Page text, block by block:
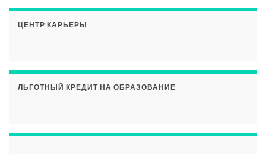
ЦЕНТР КАРЬЕРЫ
ЛЬГОТНЫЙ КРЕДИТ НА ОБРАЗОВАНИЕ